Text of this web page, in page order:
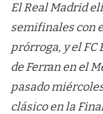
El Real Madrid
semifinales con
prórroga, y el
de Ferran en el
pasado
clásico en la